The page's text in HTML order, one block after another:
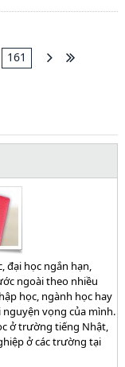
161
đại học ngắn hạn,
ngoài theo nhiều
học, ngành học hay
vọng của mình.
ở trường tiếng Nhật,
ở các trường tại